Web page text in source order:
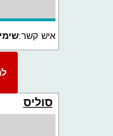
איש קשר:
סוליס